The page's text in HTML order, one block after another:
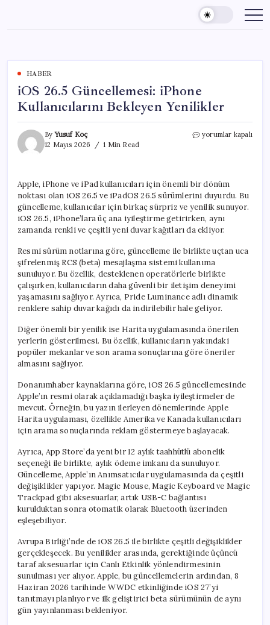
content
HABER
iOS 26.5 Güncellemesi: iPhone
Kullanıcılarını Bekleyen Yenilikler
ByYusuf Koç
12 Mayıs 2026
1 Min Read
iOS
Bekleyen
Yenilikler
için
yorumlar kapalı
Apple, iPhone ve iPad kullanıcıları için önemli bir dönüm
noktası olan iOS 26.5 ve iPadOS 26.5 sürümlerini duyurdu. Bu
güncelleme, kullanıcılar için birkaç sürpriz ve yenilik sunuyor.
iOS 26.5, iPhone’lara üç ana iyileştirme getirirken, aynı
zamanda renkli ve çeşitli yeni duvar kağıtları da ekliyor.
Resmi sürüm notlarına göre, güncelleme ile birlikte uçtan uca
şifrelenmiş RCS (beta) mesajlaşma sistemi kullanıma
sunuluyor. Bu özellik, desteklenen operatörlerle birlikte
çalışırken, kullanıcıların daha güvenli bir iletişim deneyimi
yaşamasını sağlıyor. Ayrıca, Pride Luminance adlı dinamik
renklere sahip duvar kağıdı da indirilebilir hale geliyor.
Diğer önemli bir yenilik ise Harita uygulamasında önerilen
yerlerin gösterilmesi. Bu özellik, kullanıcıların yakındaki
popüler mekanlar ve son arama sonuçlarına göre öneriler
almasını sağlıyor.
Donanımhaber kaynaklarına göre, iOS 26.5 güncellemesinde
Apple’ın resmi olarak açıklamadığı başka iyileştirmeler de
mevcut. Örneğin, bu yazın ilerleyen dönemlerinde Apple
Harita uygulaması, özellikle Amerika ve Kanada kullanıcıları
için arama sonuçlarında reklam göstermeye başlayacak.
Ayrıca, App Store’da yeni bir 12 aylık taahhütlü abonelik
seçeneği ile birlikte, aylık ödeme imkanı da sunuluyor.
Güncelleme, Apple’ın Anımsatıcılar uygulamasında da çeşitli
değişiklikler yapıyor. Magic Mouse, Magic Keyboard ve Magic
Trackpad gibi aksesuarlar, artık USB-C bağlantısı
kurulduktan sonra otomatik olarak Bluetooth üzerinden
eşleşebiliyor.
Avrupa Birliği’nde de iOS 26.5 ile birlikte çeşitli değişiklikler
gerçekleşecek. Bu yenilikler arasında, gerektiğinde üçüncü
taraf aksesuarlar için Canlı Etkinlik yönlendirmesinin
sunulması yer alıyor. Apple, bu güncellemelerin ardından, 8
Haziran 2026 tarihinde WWDC etkinliğinde iOS 27’yi
tanıtmayı planlıyor ve ilk geliştirici beta sürümünün de aynı
gün yayınlanması bekleniyor.